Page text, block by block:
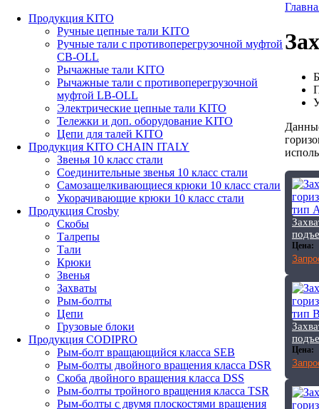
Продукция KITO
Ручные цепные тали KITO
Ручные тали с противоперегрузочной муфтой
СВ-OLL
Рычажные тали KITO
Рычажные тали с противоперегрузочной
муфтой LB-OLL
Электрические цепные тали KITO
Тележки и доп. оборудование KITO
Цепи для талей KITO
Продукция KITO CHAIN ITALY
Звенья 10 класс стали
Соединительные звенья 10 класс стали
Самозащелкивающиеся крюки 10 класс стали
Укорачивающие крюки 10 класс стали
Продукция Crosby
Скобы
Талрепы
Тали
Крюки
Звенья
Захваты
Рым-болты
Цепи
Грузовые блоки
Продукция CODIPRO
Рым-болт вращающийся класса SEB
Рым-болты двойного вращения класса DSR
Скоба двойного вращения класса DSS
Рым-болты тройного вращения класса TSR
Рым-болты с двумя плоскостями вращения
Цена:
Цена: